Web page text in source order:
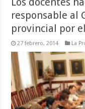
responsable al
provincial por
27 febrero, 2014 La